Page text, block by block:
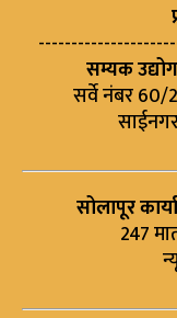
सम्यक
सर्वे नंबर
सोलापूर
247